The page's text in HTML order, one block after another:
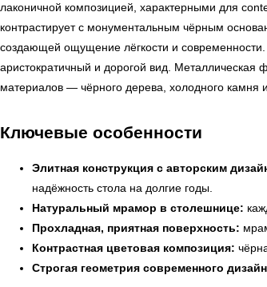
лаконичной композицией, характерными для
контрастирует с монументальным чёрным
создающей ощущение лёгкости и
аристократичный и дорогой вид. Металлическая
материалов — чёрного дерева, холодного камня
Ключевые особенности
Элитная конструкция с авторским
надёжность стола на долгие годы.
Натуральный мрамор в столешнице:
Прохладная, приятная поверхность:
Контрастная цветовая композиция:
Строгая геометрия современного